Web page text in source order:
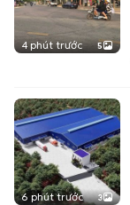
4 phút trước 5
6 phút trước 3